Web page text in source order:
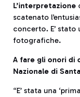
L’interpretazione
scatenato
concerto. E’ stato
fotografiche.
A fare gli onori di
Nazionale di
“E’ stata una